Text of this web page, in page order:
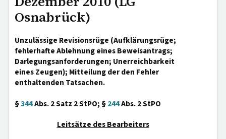
Osnabrück)
Unzulässige Revisionsrüge (Aufklärungsrüge;
fehlerhafte Ablehnung eines Beweisantrags;
Darlegungsanforderungen; Unerreichbarkeit
eines Zeugen); Mitteilung der den Fehler
enthaltenden Tatsachen.
§344Abs. 2 Satz 2 StPO; §244Abs. 2 StPO
Leitsätze des Bearbeiters